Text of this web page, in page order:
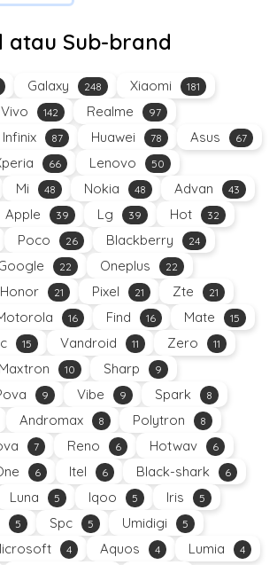
atau Sub-brand
Galaxy 248 Xiaomi 181
Vivo 142 Realme 97
Infinix 87 Huawei 78 Asus 67
66 Lenovo 50
Mi 48 Nokia 48 Advan 43
Apple 39 Lg 39 Hot 32
Poco 26 Blackberry 24
22 Oneplus 22
Honor 21 Pixel 21 Zte 21
16 Find 16 Mate 15
15 Vandroid 11 Zero 11
Maxtron 10 Sharp 9
9 Vibe 9 Spark 8
Andromax 8 Polytron 8
7 Reno 6 Hotwav 6
6 Itel 6 Black-shark 6
Luna 5 Iqoo 5 Iris 5
5 Spc 5 Umidigi 5
4 Aquos 4 Lumia 4